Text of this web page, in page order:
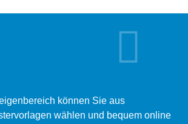
können Sie aus
wählen und bequem online